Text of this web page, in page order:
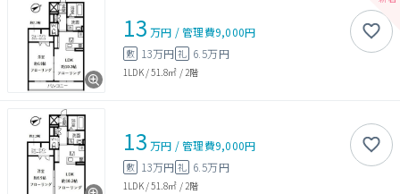
13 万円 /管理費9,000円
敷 13万円 礼 6.5万円
1LDK/51.8㎡ / 2階
13 万円 /管理費9,000円
敷 13万円 礼 6.5万円
1LDK/51.8㎡ / 2階